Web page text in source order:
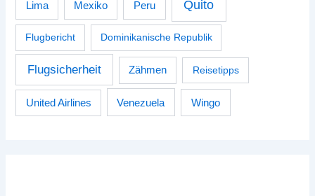
Lima Mexiko Peru Quito
Flugbericht Dominikanische Republik
Flugsicherheit Zähmen Reisetipps
United Airlines Venezuela Wingo